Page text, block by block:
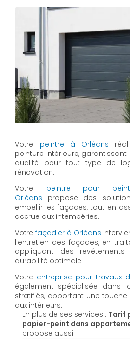
Votre peintre à Orléans
peinture intérieure,
qualité pour tout type de
rénovation.
Votre peintre pour
Orléans propose des
embellir les façades, tout en
accrue aux intempéries.
Votre façadier à Orléans
l'entretien des façades, en
appliquant des
durabilité optimale.
Votre entreprise pour travaux
également spécialisée dans
stratifiés, apportant une
aux intérieurs.
En plus de ses services : Tarif
papier-peint dans
propose aussi :